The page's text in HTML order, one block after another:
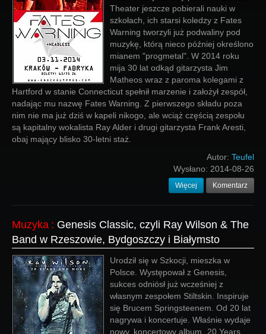
Theater jeszcze pobierali nauki w
szkołach, ich starsi koledzy z Fates
Warning tworzyli już podwaliny pod
muzykę, którą nieco później określono
mianem "progmetal". W 2014 roku
mija 30 lat odkąd gitarzysta Jim
Matheos wraz z paroma kolegami z
Hartford w stanie Connecticut spełnił marzenie i założył zespół,
nadając mu nazwę Fates Warning. Z pierwszego składu poza
nim nie ma już dziś w kapeli nikogo, ale wciąż częścią zespołu
są kapitalny wokalista Ray Alder i drugi gitarzysta Frank Aresti,
obaj mający blisko 30-letni staż.
Autor: Teufel
Wysłano: 2014-08-26
Więcej Komentarz
Muzyka : Genesis Classic, czyli Ray Wilson & The
Band w Rzeszowie, Bydgoszczy i Białymsto
Urodził się w Szkocji, mieszka w
Polsce. Występował z Genesis,
sukces odniósł już wcześniej z
własnym zespołem Stiltskin. Inspiruje
się Brucem Springsteenem. Od 20 lat
nagrywa i koncertuje. Właśnie wydaje
nowy, koncertowy album „20 Years